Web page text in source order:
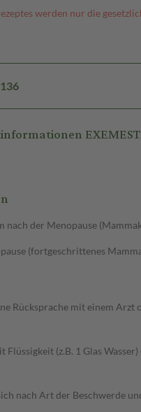
werden nur die
nach der Menopause
(fortgeschrittenes
Rücksprache mit einem
(z.B. 1 Glas Wasser)
nach Art der Beschwerde